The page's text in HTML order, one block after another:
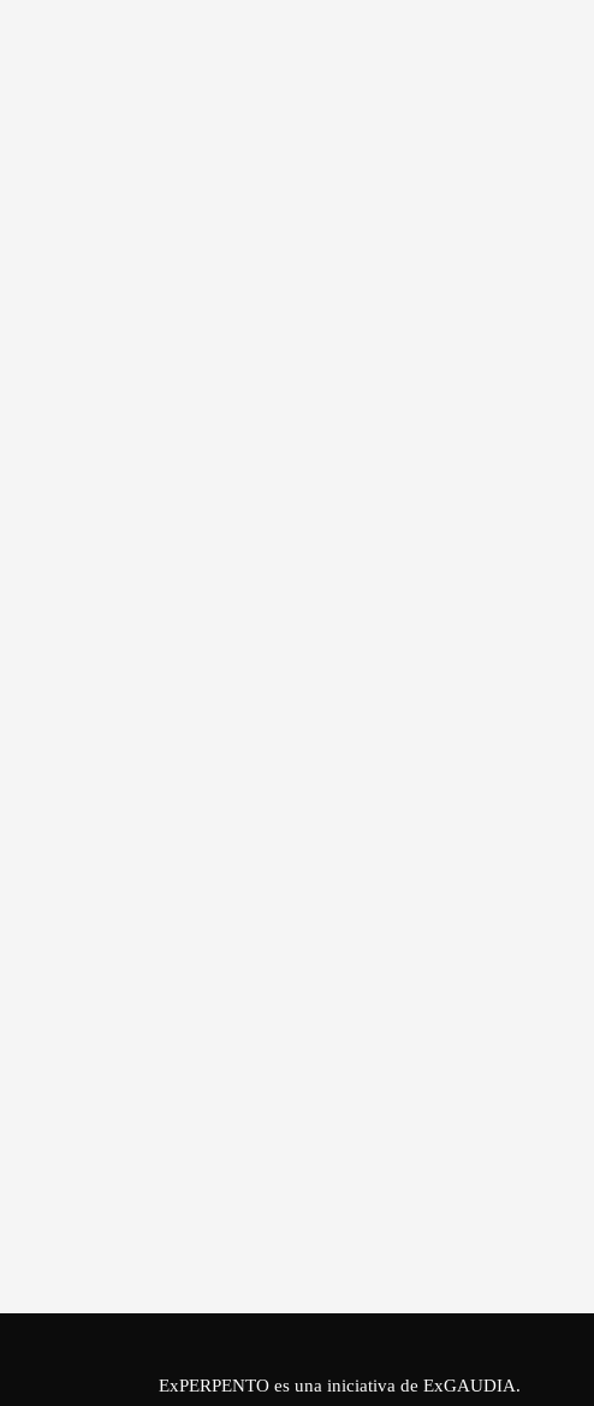
ExPERPENTO es una iniciativa de ExGAUDIA.